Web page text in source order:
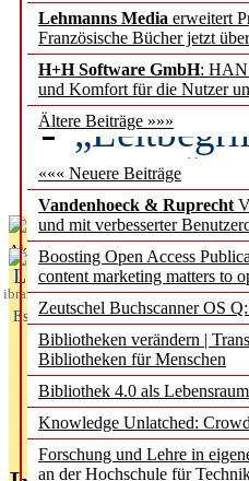
Lehmanns Media erweitert
Französische Bücher jetzt
H+H Software GmbH: HAN
und Komfort für die Nutzer
Ältere Beiträge »»»
««« Neuere Beiträge
Vandenhoeck & Ruprecht
und mit verbesserter
Boosting Open Access
content marketing matters to
Zeutschel Buchscanner OS
Bibliotheken verändern |
Bibliotheken für Menschen
Bibliothek 4.0 als
Knowledge Unlatched:
Forschung und Lehre in
an der Hochschule für
besser zu
des BIÖG
Aktuelles aus
L
ibrary
Essentials